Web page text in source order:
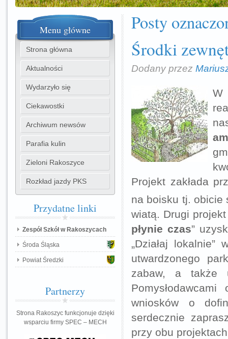
Posty
Środki
Dodany przez
W
Projekt zakłada
na boisku tj. obicie
wiatą. Drugi projekt
płynie czas”
„Działaj
utwardzonego
zabaw, a także
wniosków o
serdecznie
przy obu
Menu główne
Strona główna
Aktualności
Wydarzyło się
Ciekawostki
Archiwum newsów
Parafia kulin
Zieloni Rakoszyce
Rozkład jazdy PKS
Przydatnelinki
Zespół Szkół w Rakoszycach
Środa Śląska
Powiat Średzki
Partnerzy
Strona Rakoszyc funkcjonuje dzięki
wsparciu firmy SPEC – MECH